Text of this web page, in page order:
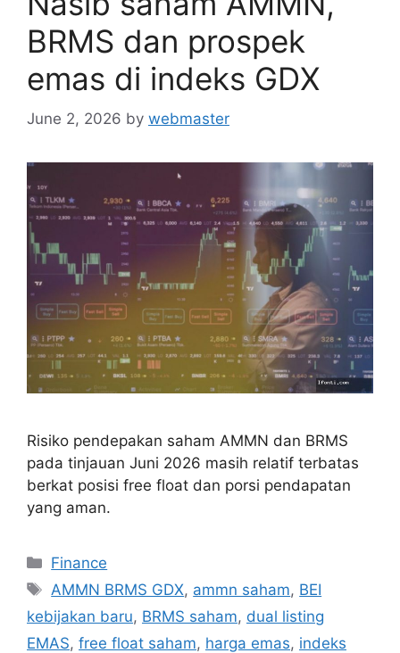
BRMS dan prospek
emas di indeks GDX
June 2, 2026 by webmaster
Risiko pendepakan saham AMMN dan BRMS
pada tinjauan Juni 2026 masih relatif terbatas
berkat posisi free float dan porsi pendapatan
yang aman.
Categories
Finance
Tags
AMMN BRMS GDX, ammn saham, BEI
kebijakan baru, BRMS saham, dual listing
EMAS, free float saham, harga emas, indeks